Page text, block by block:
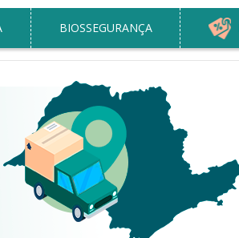
BIOSSEGURANÇA